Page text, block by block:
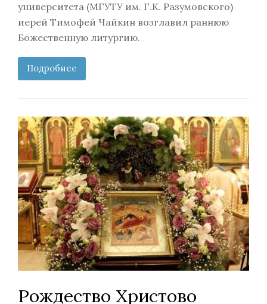
университета (МГУТУ им. Г.К. Разумовского)
иерей Тимофей Чайкин возглавил раннюю
Божественную литургию.
Подробнее
Рождество Христово